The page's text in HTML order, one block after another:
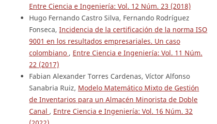
Entre Ciencia e Ingeniería: Vol. 12 Núm. 23 (2018)
Hugo Fernando Castro Silva, Fernando Rodríguez
Fonseca, Incidencia de la certificación de la norma ISO
9001 en los resultados empresariales. Un caso
colombiano , Entre Ciencia e Ingeniería: Vol. 11 Núm.
22 (2017)
Fabian Alexander Torres Cardenas, Víctor Alfonso
Sanabria Ruiz, Modelo Matemático Mixto de Gestión
de Inventarios para un Almacén Minorista de Doble
Canal , Entre Ciencia e Ingeniería: Vol. 16 Núm. 32